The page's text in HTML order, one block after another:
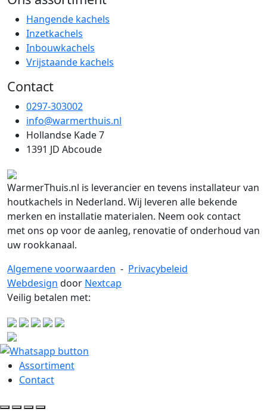
Hangende kachels
Inzetkachels
Inbouwkachels
Vrijstaande kachels
Contact
0297-303002
info@warmerthuis.nl
Hollandse Kade 7
1391 JD Abcoude
WarmerThuis.nl is leverancier en tevens installateur van
houtkachels in Nederland. Wij leveren alle bekende
merken en installatie materialen. Neem ook contact
met ons op voor de aanleg, renovatie of onderhoud van
uw rookkanaal.
Algemene voorwaarden - Privacybeleid
Webdesign door Nextcap
Veilig betalen met:
Assortiment
Contact